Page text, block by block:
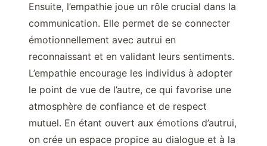
Ensuite, l’empathie joue un rôle crucial dans la
communication. Elle permet de se connecter
émotionnellement avec autrui en
reconnaissant et en validant leurs sentiments.
L’empathie encourage les individus à adopter
le point de vue de l’autre, ce qui favorise une
atmosphère de confiance et de respect
mutuel. En étant ouvert aux émotions d’autrui,
on crée un espace propice au dialogue et à la